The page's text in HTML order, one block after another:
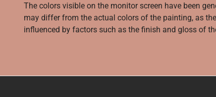
The colors visible on the monitor screen have been
may differ from the actual colors of the painting, as
influenced by factors such as the finish and gloss of